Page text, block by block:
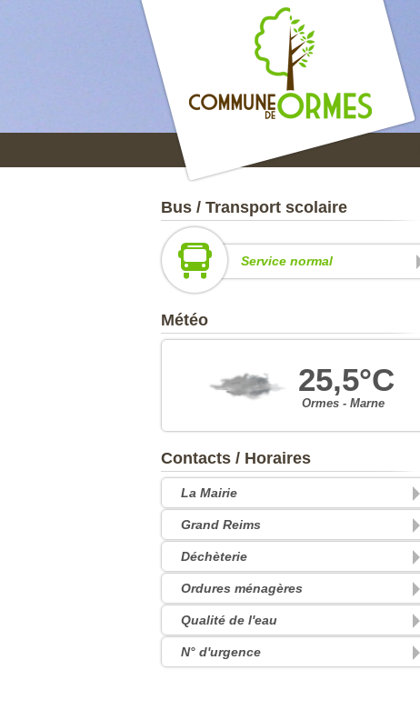
Bus / Transport scolaire
Service normal
Météo
25,5°C
Ormes - Marne
Contacts / Horaires
La Mairie
Grand Reims
Déchèterie
Ordures ménagères
Qualité de l'eau
N° d'urgence